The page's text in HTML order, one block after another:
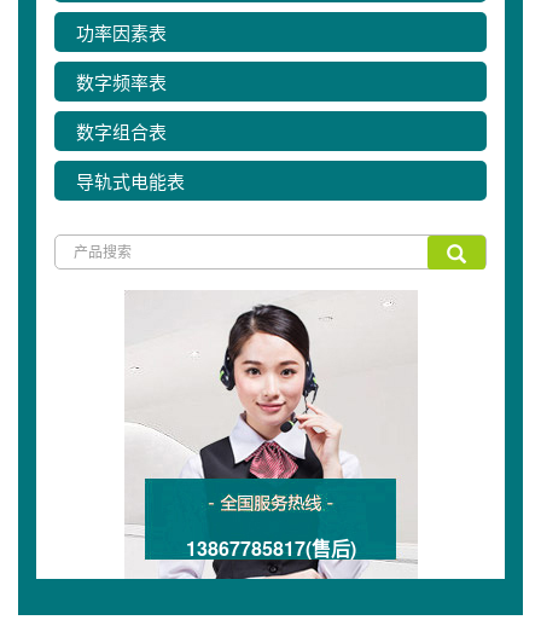
功率因素表
数字频率表
数字组合表
导轨式电能表
13867785817(售后)